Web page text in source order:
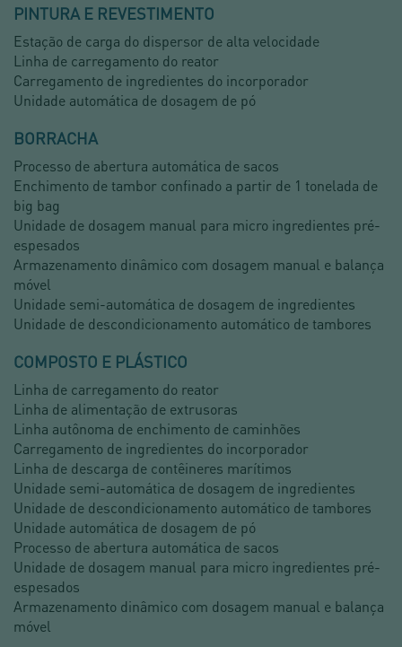
PINTURA E REVESTIMENTO
Estação de carga do dispersor de alta velocidade
Linha de carregamento do reator
Carregamento de ingredientes do incorporador
Unidade automática de dosagem de pó
BORRACHA
Processo de abertura automática de sacos
Enchimento de tambor confinado a partir de 1 tonelada de
big bag
Unidade de dosagem manual para micro ingredientes pré-
espesados
Armazenamento dinâmico com dosagem manual e balança
móvel
Unidade semi-automática de dosagem de ingredientes
Unidade de descondicionamento automático de tambores
COMPOSTO E PLÁSTICO
Linha de carregamento do reator
Linha de alimentação de extrusoras
Linha autônoma de enchimento de caminhões
Carregamento de ingredientes do incorporador
Linha de descarga de contêineres marítimos
Unidade semi-automática de dosagem de ingredientes
Unidade de descondicionamento automático de tambores
Unidade automática de dosagem de pó
Processo de abertura automática de sacos
Unidade de dosagem manual para micro ingredientes pré-
espesados
Armazenamento dinâmico com dosagem manual e balança
móvel